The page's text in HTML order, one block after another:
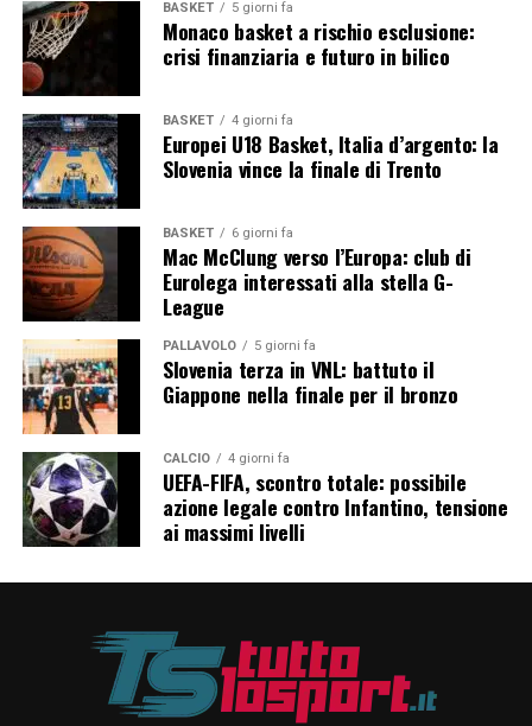
BASKET 5 giorni fa
Monaco basket a rischio esclusione:
crisi finanziaria e futuro in bilico
BASKET 4 giorni fa
Europei U18 Basket, Italia d’argento: la
Slovenia vince la finale di Trento
BASKET 6 giorni fa
Mac McClung verso l’Europa: club di
Eurolega interessati alla stella G-
League
PALLAVOLO 5 giorni fa
Slovenia terza in VNL: battuto il
Giappone nella finale per il bronzo
CALCIO 4 giorni fa
UEFA-FIFA, scontro totale: possibile
azione legale contro Infantino, tensione
ai massimi livelli